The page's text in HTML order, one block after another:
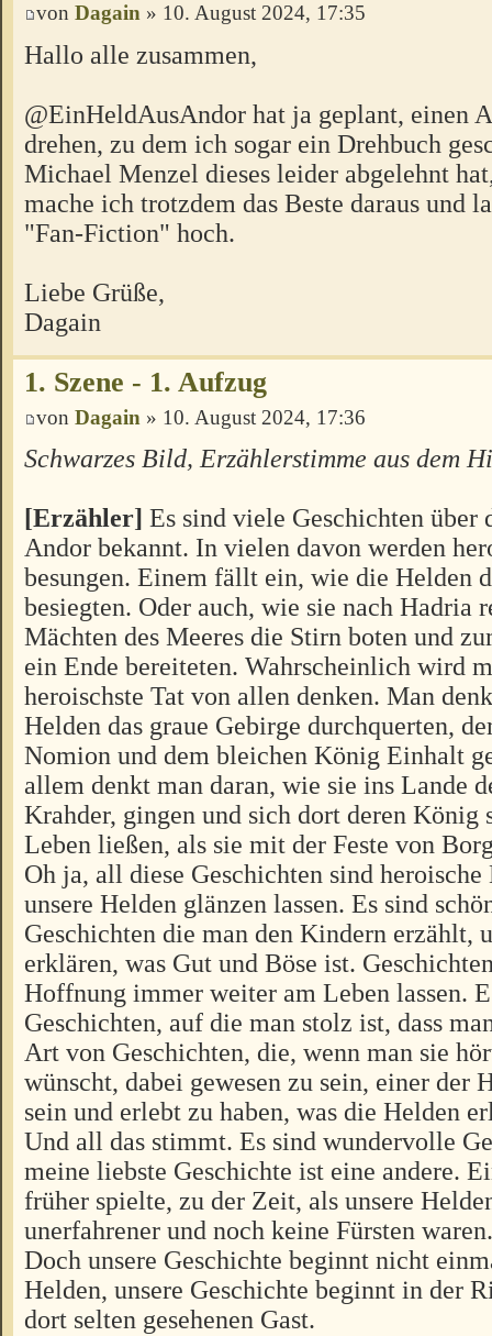
von Dagain » 10. August 2024, 17:35
Hallo alle zusammen,
@EinHeldAusAndor hat ja geplant, einen
drehen, zu dem ich sogar ein Drehbuch
Michael Menzel dieses leider abgelehnt
mache ich trotzdem das Beste daraus und
"Fan-Fiction" hoch.
Liebe Grüße,
Dagain
1. Szene - 1. Aufzug
von Dagain » 10. August 2024, 17:36
Schwarzes Bild, Erzählerstimme aus dem
[Erzähler] Es sind viele Geschichten über
Andor bekannt. In vielen davon werden
besungen. Einem fällt ein, wie die Helden
besiegten. Oder auch, wie sie nach Hadria
Mächten des Meeres die Stirn boten und
ein Ende bereiteten. Wahrscheinlich wird
heroischste Tat von allen denken. Man
Helden das graue Gebirge durchquerten,
Nomion und dem bleichen König Einhalt
allem denkt man daran, wie sie ins Lande
Krahder, gingen und sich dort deren König
Leben ließen, als sie mit der Feste von
Oh ja, all diese Geschichten sind
unsere Helden glänzen lassen. Es sind
Geschichten die man den Kindern erzählt,
erklären, was Gut und Böse ist.
Hoffnung immer weiter am Leben lassen.
Geschichten, auf die man stolz ist, dass
Art von Geschichten, die, wenn man sie
wünscht, dabei gewesen zu sein, einer der
sein und erlebt zu haben, was die Helden
Und all das stimmt. Es sind wundervolle
meine liebste Geschichte ist eine andere.
früher spielte, zu der Zeit, als unsere
unerfahrener und noch keine Fürsten waren.
Doch unsere Geschichte beginnt nicht
Helden, unsere Geschichte beginnt in der
dort selten gesehenen Gast.